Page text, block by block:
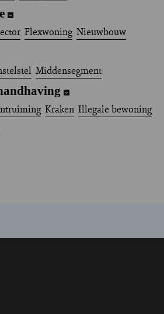
Flexwoning Nieuwbouw
Middensegment
Kraken Illegale bewoning